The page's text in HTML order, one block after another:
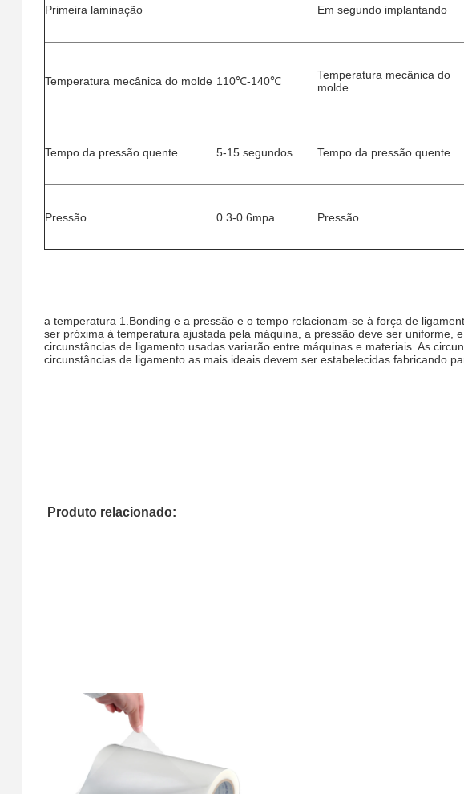
Primeira laminação Em segundo implantando
Temperatura mecânica do molde 110℃-140℃
Temperatura mecânica do
molde
Tempo da pressão quente 5-15 segundos Tempo da pressão quente
Pressão 0.3-0.6mpa Pressão
a temperatura 1.Bonding e a pressão e o tempo relacionam-se à força de
ser próxima à temperatura ajustada pela máquina, a pressão deve ser uniforme,
circunstâncias de ligamento usadas variarão entre máquinas e materiais. As
circunstâncias de ligamento as mais ideais devem ser estabelecidas fabricando
Produto relacionado: